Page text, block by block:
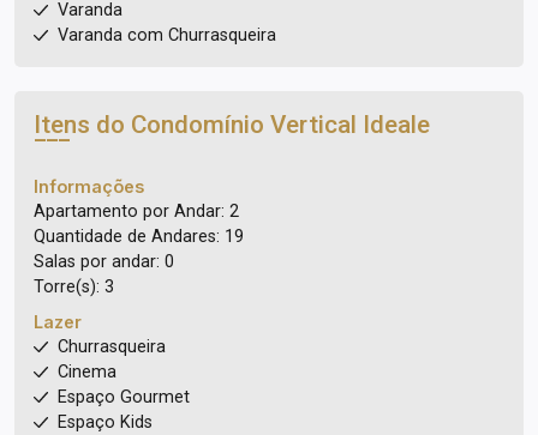
Varanda
Varanda com Churrasqueira
Itens do Condomínio Vertical Ideale
Informações
Apartamento por Andar: 2
Quantidade de Andares: 19
Salas por andar: 0
Torre(s): 3
Lazer
Churrasqueira
Cinema
Espaço Gourmet
Espaço Kids